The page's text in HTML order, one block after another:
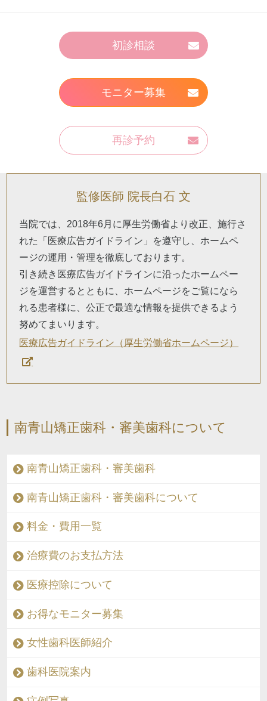
初診相談
モニター募集
再診予約
監修医師 院長白石 文
当院では、2018年6月に厚生労働省より改正、施行さ
れた「医療広告ガイドライン」を遵守し、ホームペ
ージの運用・管理を徹底しております。
引き続き医療広告ガイドラインに沿ったホームペー
ジを運営するとともに、ホームページをご覧になら
れる患者様に、公正で最適な情報を提供できるよう
努めてまいります。
医療広告ガイドライン（厚生労働省ホームページ）
南青山矯正歯科・審美歯科について
南青山矯正歯科・審美歯科
南青山矯正歯科・審美歯科について
料金・費用一覧
治療費のお支払方法
医療控除について
お得なモニター募集
女性歯科医師紹介
歯科医院案内